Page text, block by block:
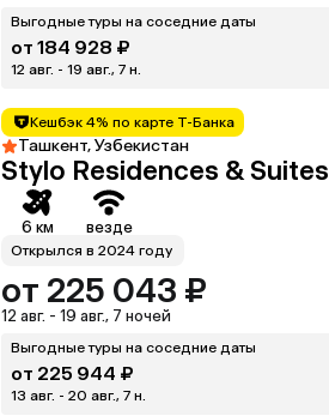
Выгодные туры на соседние даты
от 184 928 ₽
12 авг. - 19 авг., 7 н.
Кешбэк 4% по карте Т-Банка
Ташкент, Узбекистан
Stylo Residences & Suites
6 км везде
Открылся в 2024 году
от 225 043 ₽
12 авг. - 19 авг., 7 ночей
Выгодные туры на соседние даты
от 225 944 ₽
13 авг. - 20 авг., 7 н.